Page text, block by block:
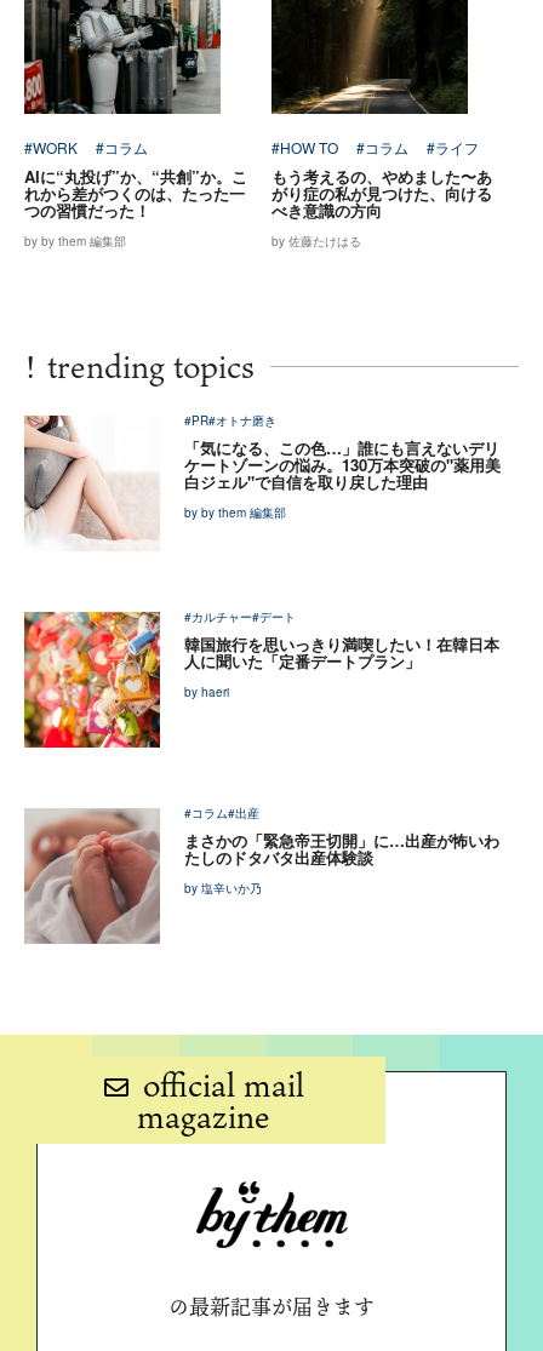
#WORK #コラム
AIに“丸投げ”か、“共創”か。こ
れから差がつくのは、たった一
つの習慣だった！
by by them 編集部
#HOW TO #コラム #ライフ
もう考えるの、やめました〜あ
がり症の私が見つけた、向ける
べき意識の方向
by 佐藤たけはる
! trending topics
#PR#オトナ磨き
「気になる、この色…」誰にも言えないデリ
ケートゾーンの悩み。130万本突破の"薬用美
白ジェル"で自信を取り戻した理由
by by them 編集部
#カルチャー#デート
韓国旅行を思いっきり満喫したい！在韓日本
人に聞いた「定番デートプラン」
by haeri
#コラム#出産
まさかの「緊急帝王切開」に…出産が怖いわ
たしのドタバタ出産体験談
by 塩辛いか乃
official mail
magazine
の最新記事が届きます